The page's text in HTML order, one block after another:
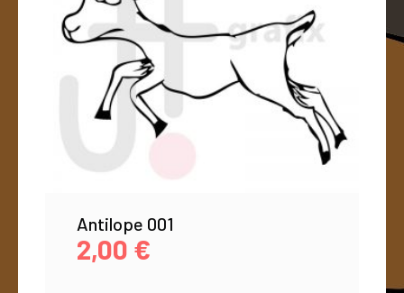
Antilope 001
2,00 €